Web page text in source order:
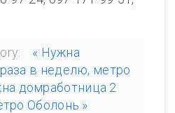
« Нужна
в неделю, метро
домработница 2
Оболонь »